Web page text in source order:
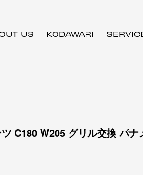
US KODAWARI
C180 W205 グリル交換 パ